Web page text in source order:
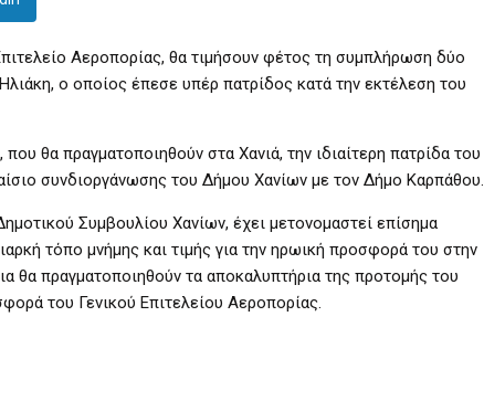
Αεροπορίας, θα τιμήσουν φέτος τη συμπλήρωση δύο
ο οποίος έπεσε υπέρ πατρίδος κατά την εκτέλεση του
θα πραγματοποιηθούν στα Χανιά, την ιδιαίτερη πατρίδα του
συνδιοργάνωσης του Δήμου Χανίων με τον Δήμο Καρπάθου.
Συμβουλίου Χανίων, έχει μετονομαστεί επίσημα
τόπο μνήμης και τιμής για την ηρωική προσφορά του στην
θα πραγματοποιηθούν τα αποκαλυπτήρια της προτομής του
του Γενικού Επιτελείου Αεροπορίας.